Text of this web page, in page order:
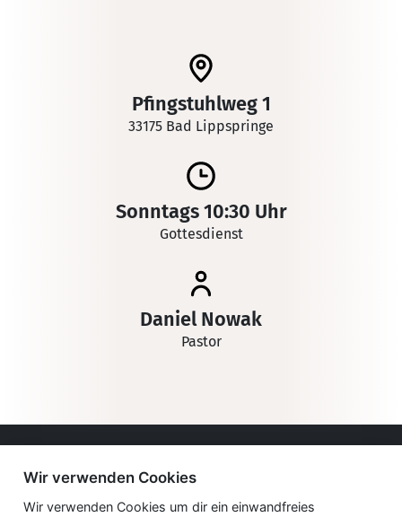
Pfingstuhlweg 1
33175 Bad Lippspringe
Sonntags 10:30 Uhr
Gottesdienst
Daniel Nowak
Pastor
Impressum
Datenschutzerklärung
Wir verwenden Cookies
Wir verwenden Cookies um dir ein einwandfreies